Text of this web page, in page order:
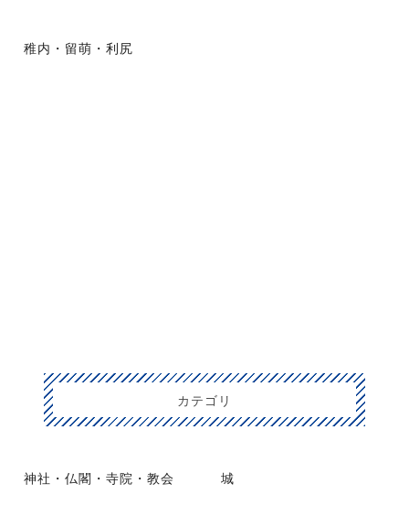
稚内・留萌・利尻
カテゴリ
神社・仏閣・寺院・教会 城